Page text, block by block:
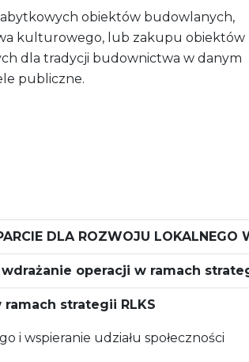
obiektów budowlanych,
kulturowego, lub zakupu obiektów
dla tradycji budownictwa w danym
publiczne.
DLA ROZWOJU LOKALNEGO
wdrażanie operacji w ramach
strategii RLKS
i wspieranie udziału społeczności